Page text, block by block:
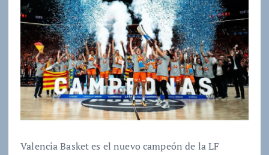
Valencia Basket es el nuevo campeón de la LF